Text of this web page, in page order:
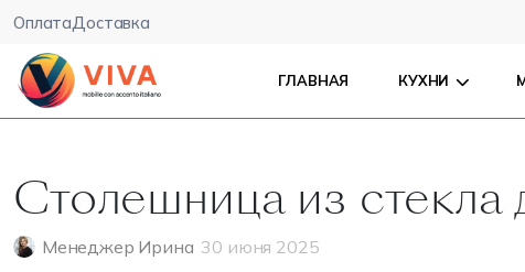
ОплатаДоставка
ГЛАВНАЯ КУХНИ
​Столешница из стекла
Менеджер Ирина 30 июня 2025